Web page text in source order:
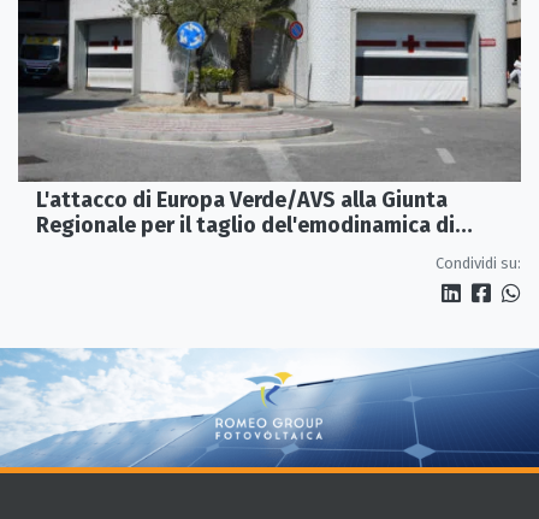
L'attacco di Europa Verde/AVS alla Giunta
Regionale per il taglio del'emodinamica di
Condividi su: